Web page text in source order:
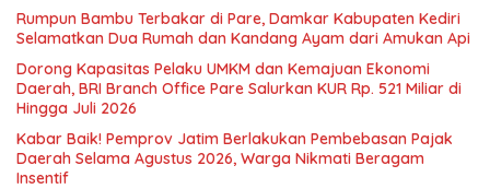
Rumpun Bambu Terbakar di Pare, Damkar Kabupaten Kediri
Selamatkan Dua Rumah dan Kandang Ayam dari Amukan Api
Dorong Kapasitas Pelaku UMKM dan Kemajuan Ekonomi
Daerah, BRI Branch Office Pare Salurkan KUR Rp. 521 Miliar di
Hingga Juli 2026
Kabar Baik! Pemprov Jatim Berlakukan Pembebasan Pajak
Daerah Selama Agustus 2026, Warga Nikmati Beragam
Insentif